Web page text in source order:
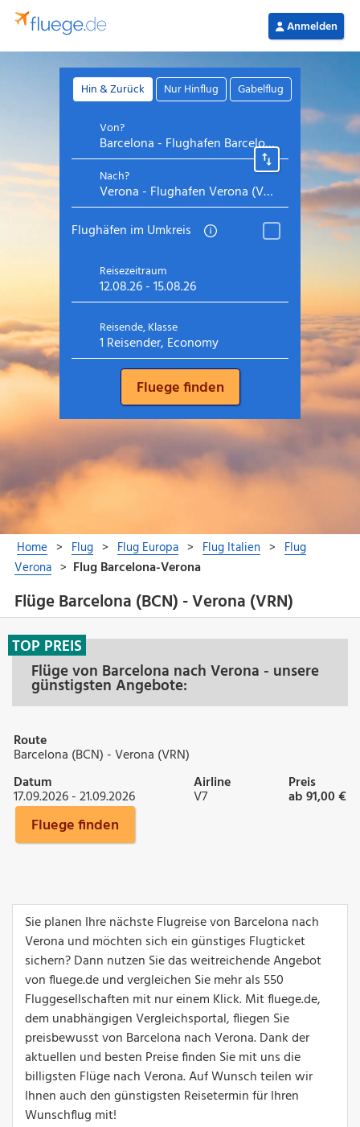
Flüge Barcelona (BCN) - Verona (VRN)
Flüge von Barcelona nach Verona - unsere
günstigsten Angebote:
TOP PREIS
Route
Barcelona (BCN) - Verona (VRN)
Datum
17.09.2026 - 21.09.2026
Airline
V7
Preis
ab 91,00 €
Fluege finden
Sie planen Ihre nächste Flugreise von Barcelona nach
Verona und möchten sich ein günstiges Flugticket
sichern? Dann nutzen Sie das weitreichende Angebot
von fluege.de und vergleichen Sie mehr als 550
Fluggesellschaften mit nur einem Klick. Mit fluege.de,
dem unabhängigen Vergleichsportal, fliegen Sie
preisbewusst von Barcelona nach Verona. Dank der
aktuellen und besten Preise finden Sie mit uns die
billigsten Flüge nach Verona. Auf Wunsch teilen wir
Ihnen auch den günstigsten Reisetermin für Ihren
Wunschflug mit!